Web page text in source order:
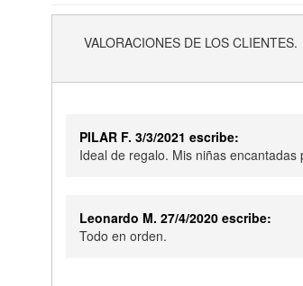
VALORACIONES DE LOS CLIENTES.
PILAR F. 3/3/2021 escribe:
Ideal de regalo. Mis niñas
Leonardo M. 27/4/2020 escribe:
Todo en orden.